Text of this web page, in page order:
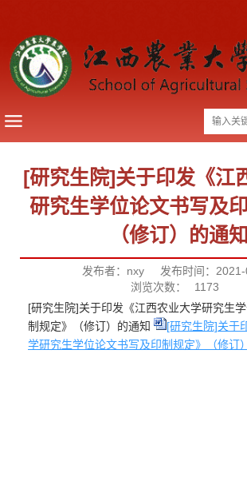
[研究生院]关于印发《江
研究生学位论文书写及
（修订）的通知
发布者：nxy
发布时间：
浏览次数：
1173
[研究生院]关于印发《江西农业大学研究生
制规定》（修订）的通知
[研究生院]关于
学研究生学位论文书写及印制规定》（修订